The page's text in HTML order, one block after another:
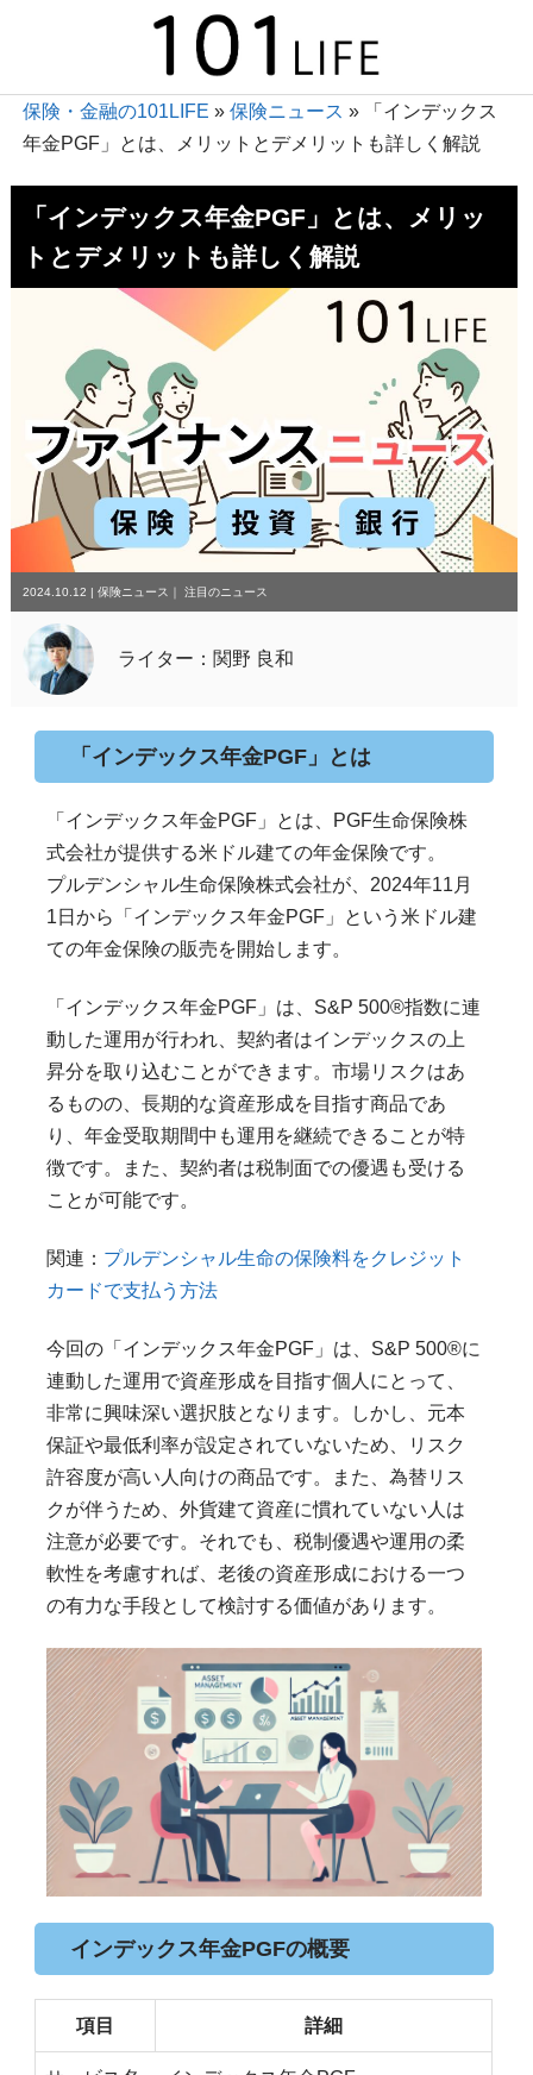
保険・金融の101LIFE » 保険ニュース »
「インデックス
年金PGF」とは、メリットとデメリットも詳しく解説
「インデックス年金PGF」とは、メリッ
トとデメリットも詳しく解説
2024.10.12 | 保険ニュース ｜ 注目のニュース
ライター：関野 良和
「インデックス年金PGF」とは
「インデックス年金PGF」とは、PGF生命保険株
式会社が提供する米ドル建ての年金保険です。
プルデンシャル生命保険株式会社が、2024年11月
1日から「インデックス年金PGF」という米ドル建
ての年金保険の販売を開始します。
「インデックス年金PGF」は、S&P 500®指数に連
動した運用が行われ、契約者はインデックスの上
昇分を取り込むことができます。市場リスクはあ
るものの、長期的な資産形成を目指す商品であ
り、年金受取期間中も運用を継続できることが特
徴です。また、契約者は税制面での優遇も受ける
ことが可能です。
関連： プルデンシャル生命の保険料をクレジット
カードで支払う方法
今回の「インデックス年金PGF」は、S&P 500®に
連動した運用で資産形成を目指す個人にとって、
非常に興味深い選択肢となります。しかし、元本
保証や最低利率が設定されていないため、リスク
許容度が高い人向けの商品です。また、為替リス
クが伴うため、外貨建て資産に慣れていない人は
注意が必要です。それでも、税制優遇や運用の柔
軟性を考慮すれば、老後の資産形成における一つ
の有力な手段として検討する価値があります。
インデックス年金PGFの概要
項目 詳細